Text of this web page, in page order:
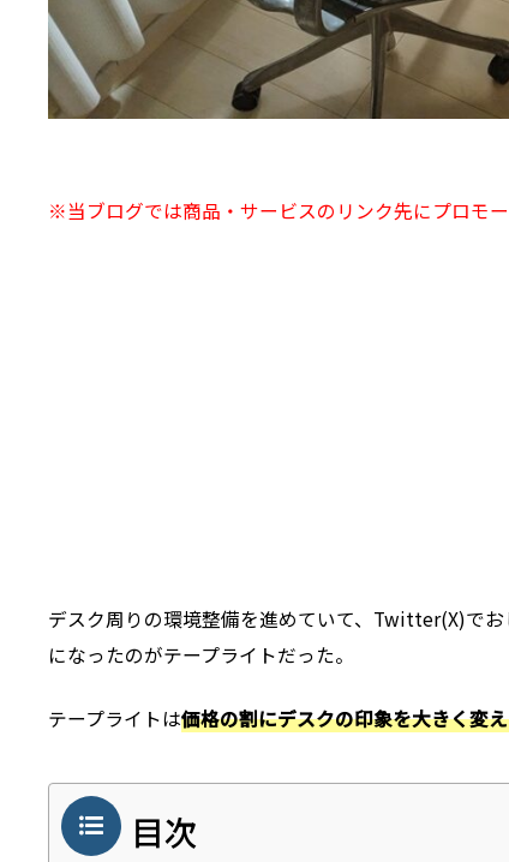
※当ブログでは商品・サービスのリンク先にプロモ
デスク周りの環境整備を進めていて、Twitter(X)で
になったのがテープライトだった。
テープライトは価格の割にデスクの印象を大きく変
目次